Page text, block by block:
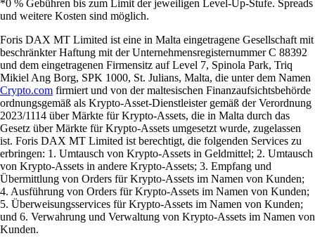
*0 % Gebühren bis zum Limit der jeweiligen Level-Up-Stufe. Spreads
und weitere Kosten sind möglich.
Foris DAX MT Limited ist eine in Malta eingetragene Gesellschaft mit
beschränkter Haftung mit der Unternehmensregisternummer C 88392
und dem eingetragenen Firmensitz auf Level 7, Spinola Park, Triq
Mikiel Ang Borg, SPK 1000, St. Julians, Malta, die unter dem Namen
Crypto.com firmiert und von der maltesischen Finanzaufsichtsbehörde
ordnungsgemäß als Krypto-Asset-Dienstleister gemäß der Verordnung
2023/1114 über Märkte für Krypto-Assets, die in Malta durch das
Gesetz über Märkte für Krypto-Assets umgesetzt wurde, zugelassen
ist. Foris DAX MT Limited ist berechtigt, die folgenden Services zu
erbringen: 1. Umtausch von Krypto-Assets in Geldmittel; 2. Umtausch
von Krypto-Assets in andere Krypto-Assets; 3. Empfang und
Übermittlung von Orders für Krypto-Assets im Namen von Kunden;
4. Ausführung von Orders für Krypto-Assets im Namen von Kunden;
5. Überweisungsservices für Krypto-Assets im Namen von Kunden;
und 6. Verwahrung und Verwaltung von Krypto-Assets im Namen von
Kunden.